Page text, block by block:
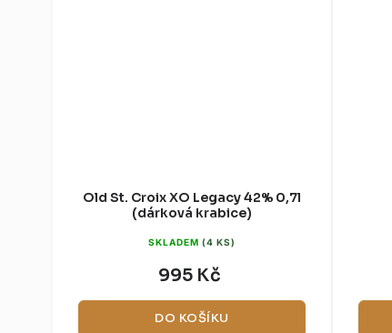
Old St. Croix XO Legacy 42% 0,7l
(dárková krabice)
SKLADEM (4 KS)
995 Kč
DO KOŠÍKU